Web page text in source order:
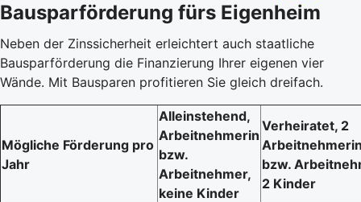
Bausparförderung fürs Eigenheim
Neben der Zinssicherheit erleichtert auch staatliche
Bausparförderung die Finanzierung Ihrer eigenen vier
Wände. Mit Bausparen profitieren Sie gleich dreifach.
Mögliche Förderung pro
Jahr
Alleinstehend,
Arbeitnehmerin
bzw.
Arbeitnehmer,
keine Kinder
Verheiratet, 2
bzw.
2 Kinder